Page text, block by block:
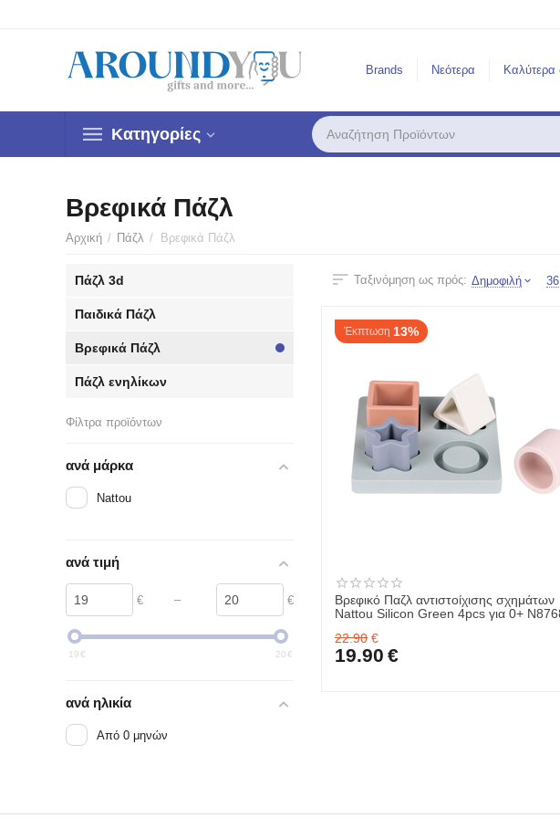
Brands Νεότερα Καλύτερα
Κατηγορίες
Βρεφικά Πάζλ
Αρχική / Πάζλ / Βρεφικά Πάζλ
Ταξινόμηση ως πρός: Δημοφιλή 36
Έκπτωση 13%
Βρεφικό Παζλ αντιστοίχισης σχημάτων
Nattou Silicon Green 4pcs για 0+
22.90 €
19.90 €
Πάζλ 3d
Παιδικά Πάζλ
Βρεφικά Πάζλ
Πάζλ ενηλίκων
Φίλτρα προϊόντων
ανά μάρκα
Nattou
ανά τιμή
€ – €
19 € 20 €
ανά ηλικία
Από 0 μηνών